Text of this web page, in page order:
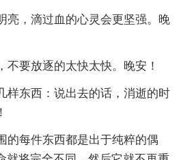
亮，滴过血的心灵会更坚强。晚
不要放逐的太快太快。晚安！
样东西：说出去的话，消逝的时
的每件东西都是出于纯粹的偶